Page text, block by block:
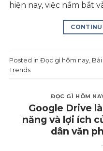
hiện nay, việc nắm bắt
Posted inĐọc gì hôm nay
Trends
ĐỌC GÌ HÔM
Google Drive
năng và lợi ích
dân văn